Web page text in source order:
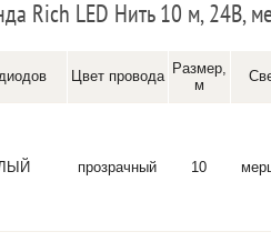
Rich LED Нить 10 м, 24В,
Цвет провода
Размер,
м
прозрачный 10